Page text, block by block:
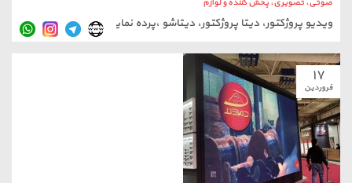
صوتی، تصویری، پخش کننده و لوازم
اجاره تلویزیون شهری
۲۲
دی